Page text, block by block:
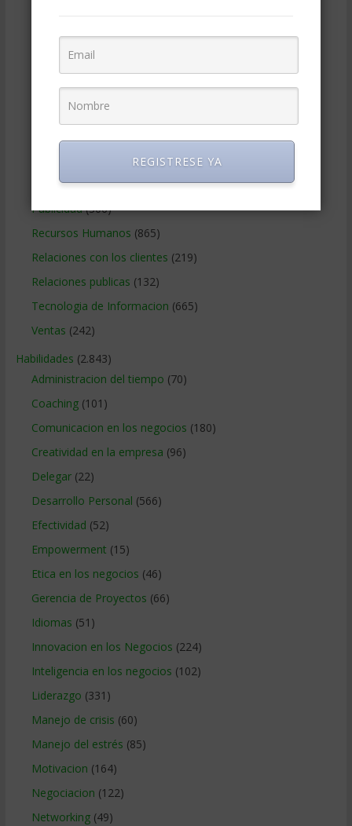
(125)
Marketing (988)
Marketing Digital(247)
Métodos Gerenciales
(1.405)
Operaciones y Logística(172)
Publicidad(306)
Recursos Humanos (865)
Relaciones con los clientes (219)
Relaciones publicas (132)
Tecnologia de Informacion (665)
Ventas (242)
Habilidades (2.843)
Administracion del tiempo (70)
Coaching(101)
Comunicacion en los negocios (180)
Creatividad en la empresa (96)
Delegar(22)
Desarrollo Personal (566)
Efectividad (52)
Empowerment (15)
Etica en los negocios (46)
Gerencia de Proyectos (66)
Idiomas (51)
Innovacion en los Negocios (224)
Inteligencia en los negocios (102)
Liderazgo (331)
Manejo de crisis (60)
Manejo del estrés (85)
Motivacion (164)
Negociacion (122)
Networking(49)
REGISTRESE YA